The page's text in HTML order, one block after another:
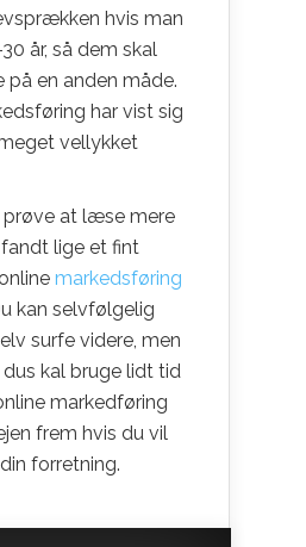
hvis man
år, så dem skal
på en anden måde.
har vist sig
vellykket
prøve at læse mere
lige et fint
markedsføring
kan selvfølgelig
surfe videre, men
kal bruge lidt tid
markedføring
frem hvis du vil
forretning.